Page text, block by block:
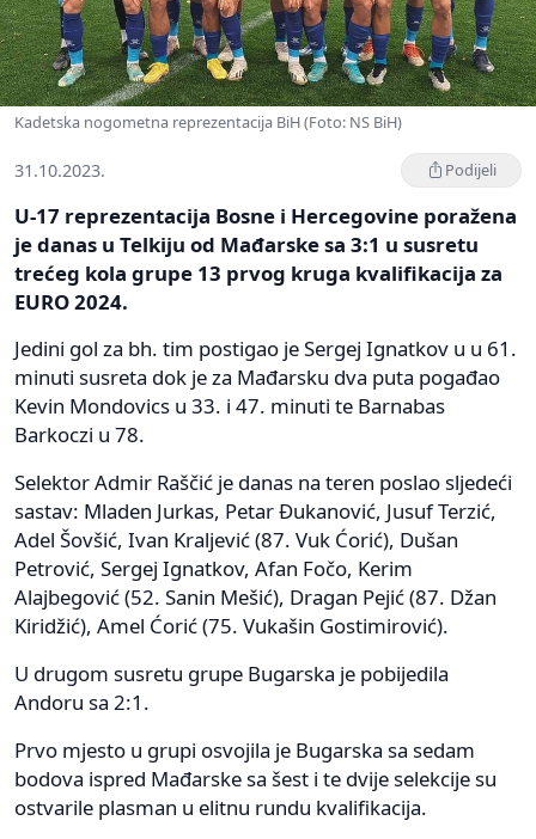
Kadetska nogometna reprezentacija BiH (Foto: NS BiH)
31.10.2023. Podijeli
U-17 reprezentacija Bosne i Hercegovine poražena
je danas u Telkiju od Mađarske sa 3:1 u susretu
trećeg kola grupe 13 prvog kruga kvalifikacija za
EURO 2024.
Jedini gol za bh. tim postigao je Sergej Ignatkov u u 61.
minuti susreta dok je za Mađarsku dva puta pogađao
Kevin Mondovics u 33. i 47. minuti te Barnabas
Barkoczi u 78.
Selektor Admir Raščić je danas na teren poslao sljedeći
sastav: Mladen Jurkas, Petar Đukanović, Jusuf Terzić,
Adel Šovšić, Ivan Kraljević (87. Vuk Ćorić), Dušan
Petrović, Sergej Ignatkov, Afan Fočo, Kerim
Alajbegović (52. Sanin Mešić), Dragan Pejić (87. Džan
Kiridžić), Amel Ćorić (75. Vukašin Gostimirović).
U drugom susretu grupe Bugarska je pobijedila
Andoru sa 2:1.
Prvo mjesto u grupi osvojila je Bugarska sa sedam
bodova ispred Mađarske sa šest i te dvije selekcije su
ostvarile plasman u elitnu rundu kvalifikacija.